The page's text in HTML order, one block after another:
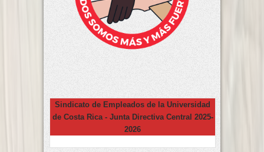
Sindicato de Empleados de la Universidad
de Costa Rica - Junta Directiva Central 2025-
2026